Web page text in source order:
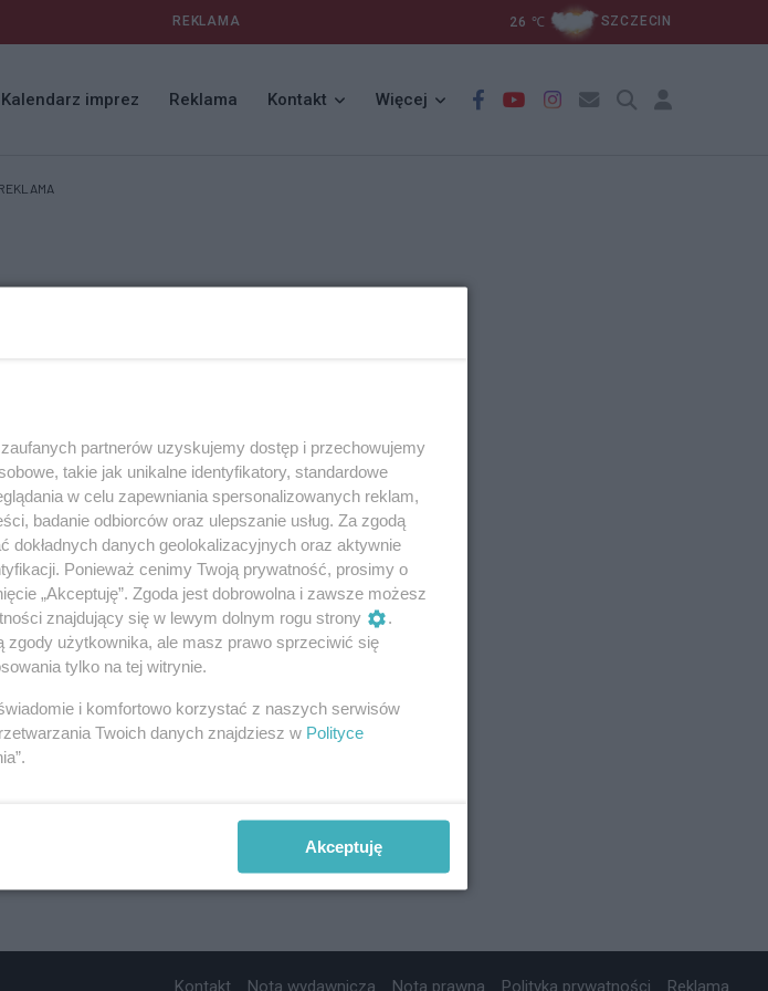
REKLAMA 26 ℃ SZCZECIN
Kalendarz imprez Reklama Kontakt Więcej
Kontakt Nota wydawnicza Nota prawna Polityka prywatności Reklama
partnerów uzyskujemy dostęp i przechowujemy
takie jak unikalne identyfikatory, standardowe
w celu zapewniania spersonalizowanych reklam,
badanie odbiorców oraz ulepszanie usług. Za zgodą
danych geolokalizacyjnych oraz aktywnie
Ponieważ cenimy Twoją prywatność, prosimy o
„Akceptuję”. Zgoda jest dobrowolna i zawsze możesz
znajdujący się w lewym dolnym rogu strony
.
zgody użytkownika, ale masz prawo sprzeciwić się
tylko na tej witrynie.
i komfortowo korzystać z naszych serwisów
Twoich danych znajdziesz w Polityce
Akceptuję